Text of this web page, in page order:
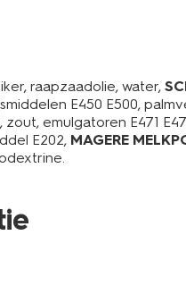
raapzaadolie, water,
E450 E500,
, zout, emulgatoren E471
E202, MAGERE